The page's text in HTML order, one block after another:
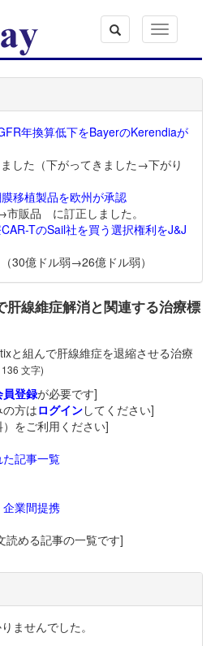
Toggle
navigation
年換算低下をBayerのKerendiaが
した（下がってきました→下がり
移植製品を欧州が承認
販品 に訂正しました。
TのSail社を買う選択権利をJ&J
30億ドル弱→26億ドル弱）
線維症解消と関連する治療標
と組んで肝線維症を退縮させる治療
文字)
登録が必要です]
方はログインしてください]
）をご利用ください]
記事一覧
企業間提携
読める記事の一覧です]
ませんでした。